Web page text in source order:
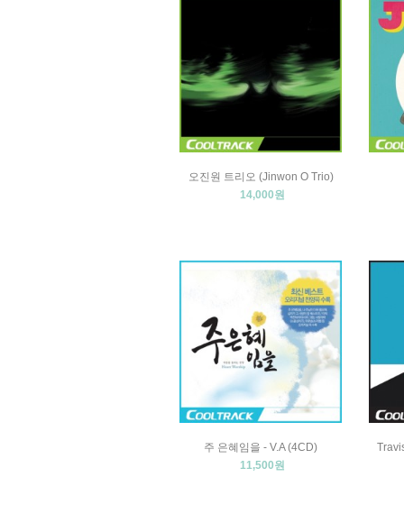
오진원 트리오 (Jinwon O Trio)
14,000원
주 은혜임을 - V.A (4CD)
11,500원